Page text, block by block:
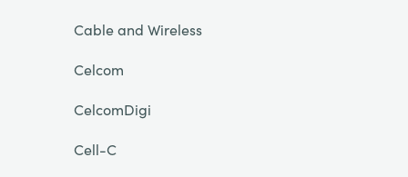
Cable and Wireless
Celcom
CelcomDigi
Cell-C